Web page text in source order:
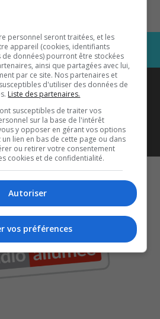
Countryest diffusé
sur1033 HD2
aussi sur…
personnel seront traitées, et les
appareil (cookies, identifiants
de données) pourront être stockées
ainsi que partagées avec lui,
par ce site. Nos partenaires et
d'utiliser des données de
Liste des partenaires.
susceptibles de traiter vos
sur la base de l'intérêt
y opposer en gérant vos options
un lien en bas de cette page ou dans
ou retirer votre consentement
cookies et de confidentialité.
Autoriser
vos préférences